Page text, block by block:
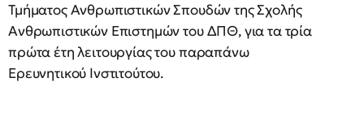
Τμήματος Ανθρωπιστικών Σπουδών της Σχολής
Ανθρωπιστικών Επιστημών του ΔΠΘ, για τα τρία
πρώτα έτη λειτουργίας του παραπάνω
Ερευνητικού Ινστιτούτου.